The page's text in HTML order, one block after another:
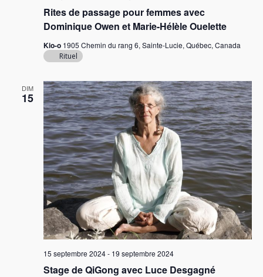
Rites de passage pour femmes avec
Dominique Owen et Marie-Hélèle Ouelette
Kio-o 1905 Chemin du rang 6, Sainte-Lucie, Québec, Canada
Rituel
DIM
15
Stage de QiGong avec Luce Desgagné
15 septembre 2024- 19 septembre 2024